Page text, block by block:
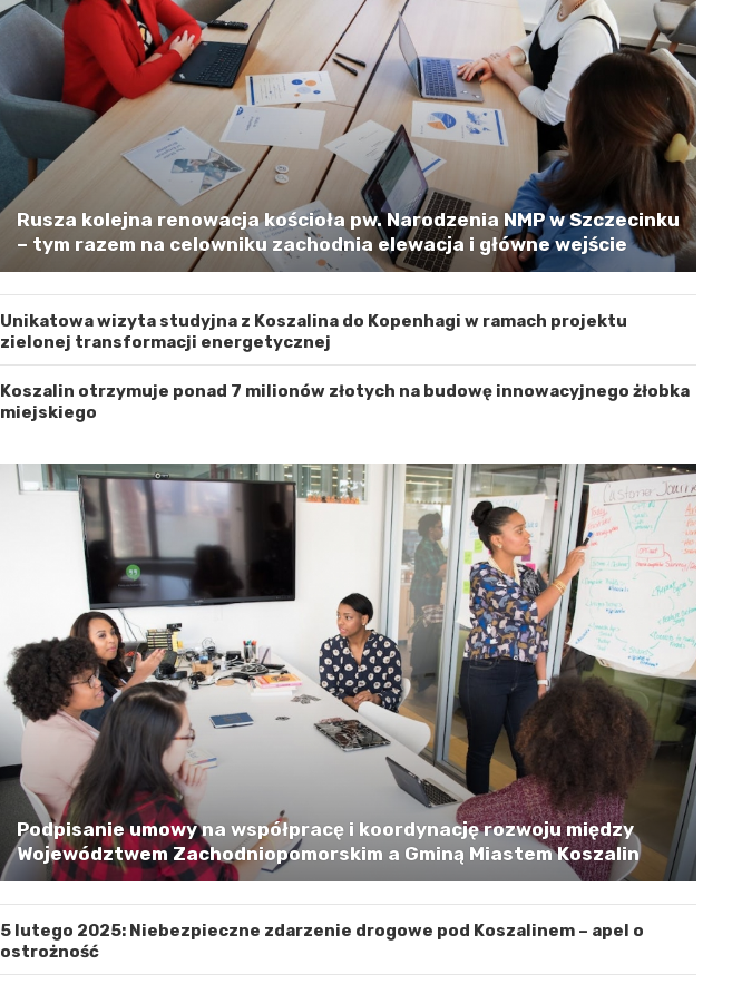
Rusza kolejna renowacja kościoła pw. Narodzenia NMP w Szczecinku
– tym razem na celowniku zachodnia elewacja i główne wejście
Unikatowa wizyta studyjna z Koszalina do Kopenhagi w ramach projektu
zielonej transformacji energetycznej
Koszalin otrzymuje ponad 7 milionów złotych na budowę innowacyjnego żłobka
miejskiego
Podpisanie umowy na współpracę i koordynację rozwoju między
Województwem Zachodniopomorskim a Gminą Miastem Koszalin
5 lutego 2025: Niebezpieczne zdarzenie drogowe pod Koszalinem – apel o
ostrożność